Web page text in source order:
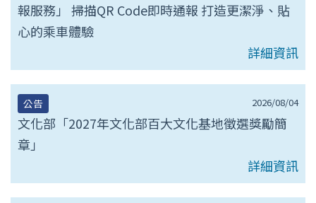
報服務」 掃描QR Code即時通報 打造更潔淨、貼
心的乘車體驗
詳細資訊
2026/08/04
公告
文化部「2027年文化部百大文化基地徵選獎勵簡
章」
詳細資訊